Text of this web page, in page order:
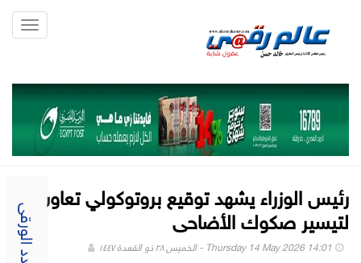
العدد الورقى
رئيس الوزراء يشهد توقيع بروتوكولي تعاون
لتيسير صكوك الأضاحى
Thursday 14 May 2026 14:01 - الخميس ٢٨ ذو القعدة ١٤٤٧